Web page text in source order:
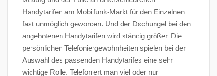
Handytarifen am Mobilfunk-Markt für den Einzelnen
fast unmöglich geworden. Und der Dschungel bei den
angebotenen Handytarifen wird ständig größer. Die
persönlichen Telefoniergewohnheiten spielen bei der
Auswahl des passenden Handytarifes eine sehr
wichtige Rolle. Telefoniert man viel oder nur